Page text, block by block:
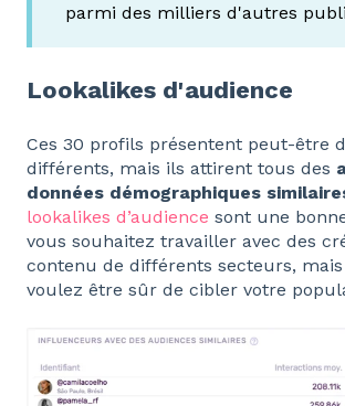
parmi des milliers d'autres
Lookalikes d'audience
Ces 30 profils présentent peut-être
différents, mais ils attirent tous des
données démographiques
lookalikes d’audience sont une
vous souhaitez travailler avec des
contenu de différents secteurs,
voulez être sûr de cibler votre